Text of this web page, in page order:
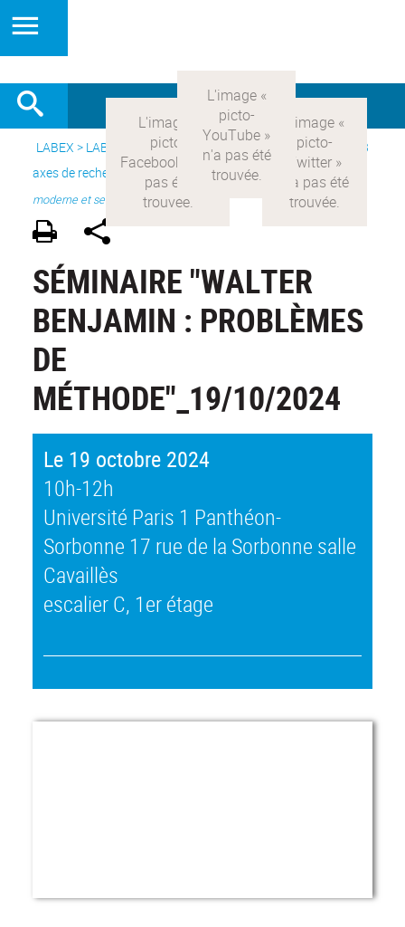
LABEX > LABEX COMOD> Version française > Recherche >
3
axes de recherche> Axe 1 : la constitution réelle de la rationalité
moderne et ses
SÉMINAIRE "WALTER
BENJAMIN : PROBLÈMES
DE
MÉTHODE"_19/10/2024
Le 19 octobre 2024
10h-12h
Université Paris 1 Panthéon-
Sorbonne 17 rue de la Sorbonne salle
Cavaillès
escalier C, 1er étage